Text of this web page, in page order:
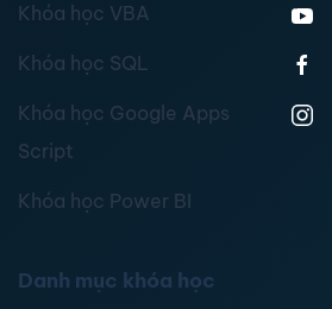
Khóa học VBA
Khóa học SQL
Khóa học Google Apps
Script
Khóa học Power BI
Danh mục khóa học